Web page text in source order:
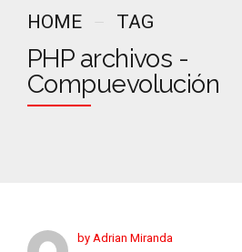
HOME TAG
PHP archivos -
Compuevolución
by Adrian Miranda